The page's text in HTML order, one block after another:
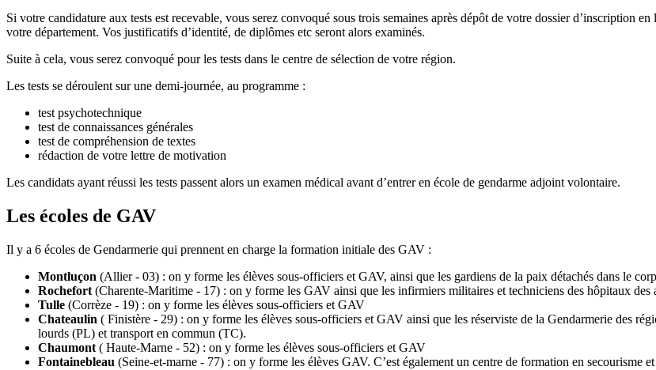
Si votre candidature aux tests est recevable, vous serez convoqué sous trois semaines après dépôt de votre dossier d’inscription
votre département. Vos justificatifs d’identité, de diplômes etc seront alors examinés.
Suite à cela, vous serez convoqué pour les tests dans le centre de sélection de votre région.
Les tests se déroulent sur une demi-journée, au programme :
test psychotechnique
test de connaissances générales
test de compréhension de textes
rédaction de votre lettre de motivation
Les candidats ayant réussi les tests passent alors un examen médical avant d’entrer en école de gendarme adjoint volontaire.
Les écoles de GAV
Il y a 6 écoles de Gendarmerie qui prennent en charge la formation initiale des GAV :
Montluçon (Allier - 03) : on y forme les élèves sous-officiers et GAV, ainsi que les gardiens de la paix détachés dans le
Rochefort (Charente-Maritime - 17) : on y forme les GAV ainsi que les infirmiers militaires et techniciens des hôpitaux des
Tulle (Corrèze - 19) : on y forme les élèves sous-officiers et GAV
Chateaulin ( Finistère - 29) : on y forme les élèves sous-officiers et GAV ainsi que les réserviste de la Gendarmerie des
lourds (PL) et transport en commun (TC).
Chaumont ( Haute-Marne - 52) : on y forme les élèves sous-officiers et GAV
Fontainebleau (Seine-et-marne - 77) : on y forme les élèves GAV. C’est également un centre de formation en secourisme